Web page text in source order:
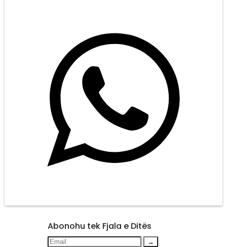
Abonohu tek Fjala e Ditës